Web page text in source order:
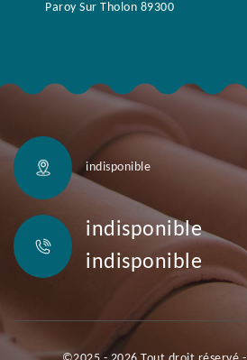
Paroy Sur Tholon 89300
indisponible
indisponible
indisponible